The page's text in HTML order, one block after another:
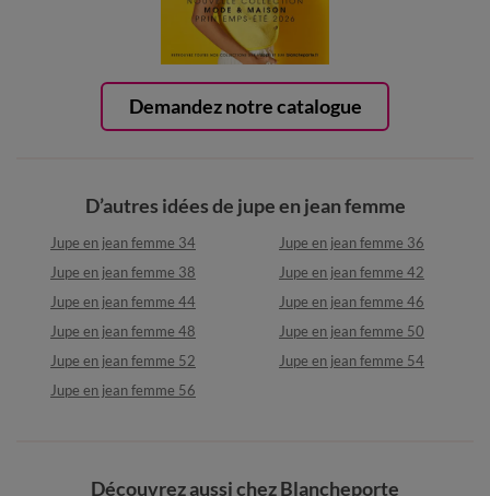
Demandez notre catalogue
D’autres idées de jupe en jean femme
Jupe en jean femme 34
Jupe en jean femme 36
Jupe en jean femme 38
Jupe en jean femme 42
Jupe en jean femme 44
Jupe en jean femme 46
Jupe en jean femme 48
Jupe en jean femme 50
Jupe en jean femme 52
Jupe en jean femme 54
Jupe en jean femme 56
Découvrez aussi chez Blancheporte